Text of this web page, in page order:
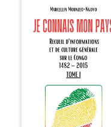
Je connais mon
pays se présente
comme une œuvre
de transmission et
d’éveil civique,
destinée à raviver
la mémoire
congolaise. En
retraçant les
grandes étapes de
l’histoire
nationale, il